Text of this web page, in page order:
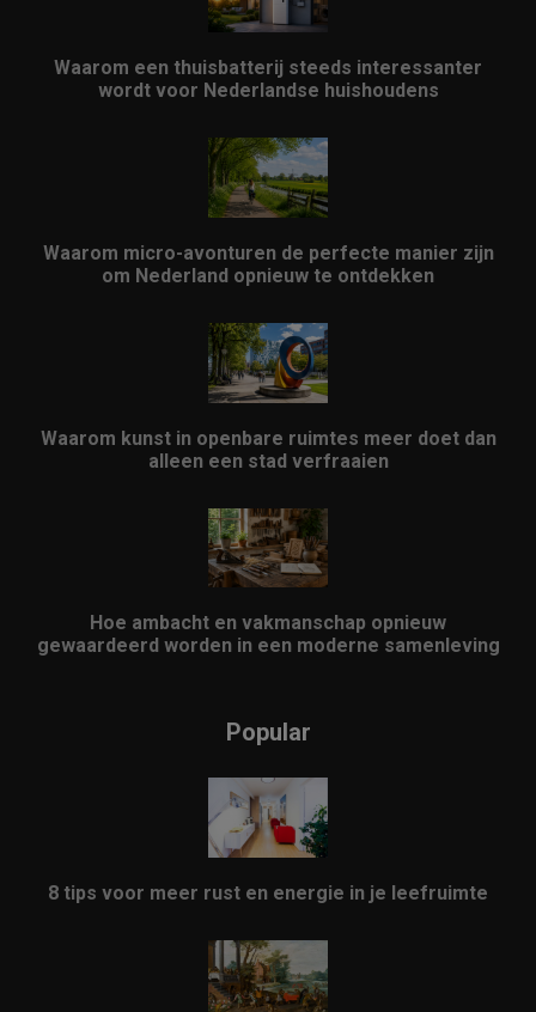
Waarom een thuisbatterij steeds interessanter
wordt voor Nederlandse huishoudens
Waarom micro-avonturen de perfecte manier zijn
om Nederland opnieuw te ontdekken
Waarom kunst in openbare ruimtes meer doet dan
alleen een stad verfraaien
Hoe ambacht en vakmanschap opnieuw
gewaardeerd worden in een moderne samenleving
Popular
8 tips voor meer rust en energie in je leefruimte